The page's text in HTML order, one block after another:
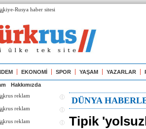
EKONOMİ SPOR YAŞAM YAZARLAR
Hakkımızda
DÜNYA
Tipik